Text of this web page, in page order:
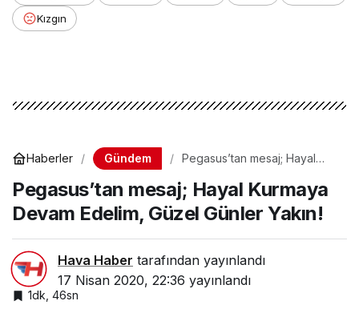
Kızgın
Haberler Gündem
Pegasus’tan mesaj; Hayal
Güzel Günler Yakın!
Pegasus’tan mesaj; Hayal Kurmaya
Devam Edelim, Güzel Günler Yakın!
Hava Haber tarafından yayınlandı
17 Nisan 2020, 22:36 yayınlandı
1dk, 46sn